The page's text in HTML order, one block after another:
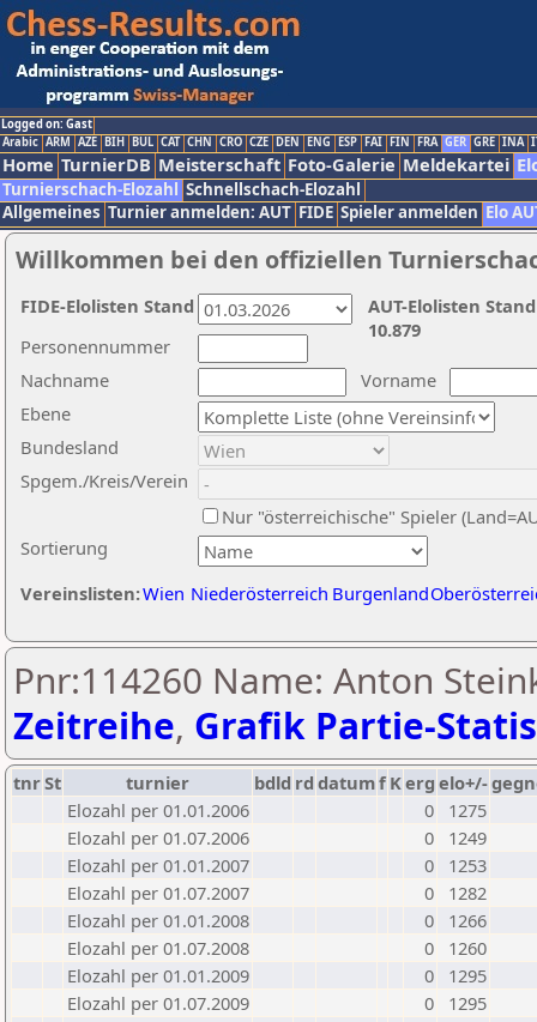
Logged on: Gast
Arabic ARM AZE BIH BUL CAT CHN CRO CZE DEN ENG ESP FAI FIN FRA GER GRE INA
Home TurnierDB Meisterschaft Foto-Galerie Meldekartei
Turnierschach-Elozahl Schnellschach-Elozahl
Allgemeines Turnier anmelden: AUT FIDE Spieler anmelden Elo
Willkommen bei den offiziellen
Nachname
Vorname
Ebene
Sortierung
Personennummer
Bundesland
Spgem./Kreis/Verein
Nur "österreichische" Spieler
Vereinslisten:Wien Niederösterreich Burgenland
AUT-Elolisten
10.879
FIDE-Elolisten Stand
Pnr:114260 Name: Anton
Zeitreihe, Grafik Partie-
tnrSt turnier bdld rd datumf Kerg elo+/-
Elozahl per 01.01.2006
0
1275
Elozahl per 01.07.2006
0
1249
Elozahl per 01.01.2007
0
1253
Elozahl per 01.07.2007
0
1282
Elozahl per 01.01.2008
0
1266
Elozahl per 01.07.2008
0
1260
Elozahl per 01.01.2009
0
1295
Elozahl per 01.07.2009
0
1295